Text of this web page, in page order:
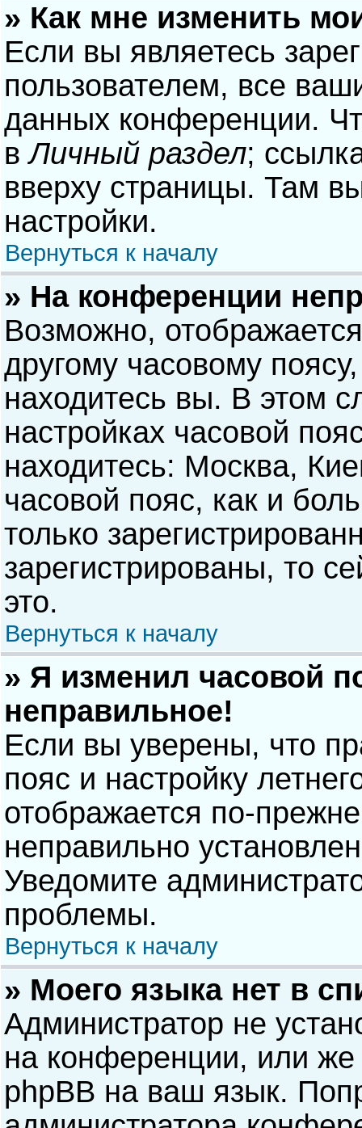
» Как мне изменить
Если вы являетесь
пользователем, все
данных конференции.
вЛичный раздел;
вверху страницы. Там
настройки.
Вернуться к началу
» На конференции
Возможно,
другому часовому
находитесь вы. В этом
настройках часовой
находитесь: Москва,
часовой пояс, как и
только
зарегистрированы, то
это.
Вернуться к началу
» Я изменил часовой
неправильное!
Если вы уверены, что
пояс и настройку
отображается по-
неправильно
Уведомите
проблемы.
Вернуться к началу
» Моего языка нет в
Администратор не
на конференции, или же
phpBB на ваш язык.